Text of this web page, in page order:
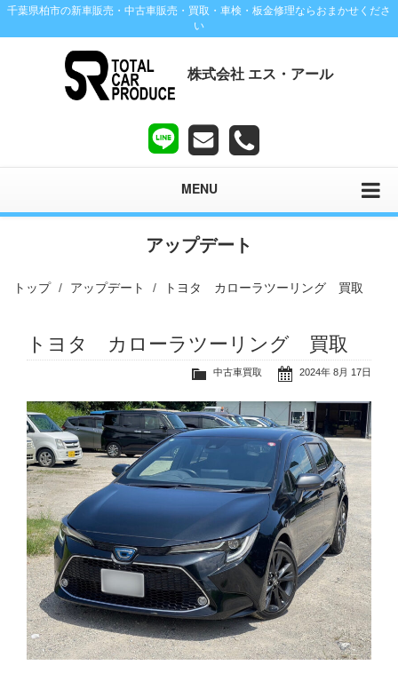
千葉県柏市の新車販売・中古車販売・買取・車検・板金修理ならおまかせくださ
い
株式会社 エス・アール
MENU
アップデート
トップ アップデート トヨタ カローラツーリング 買取
トヨタ カローラツーリング 買取
2024年 8月 17日
中古車買取